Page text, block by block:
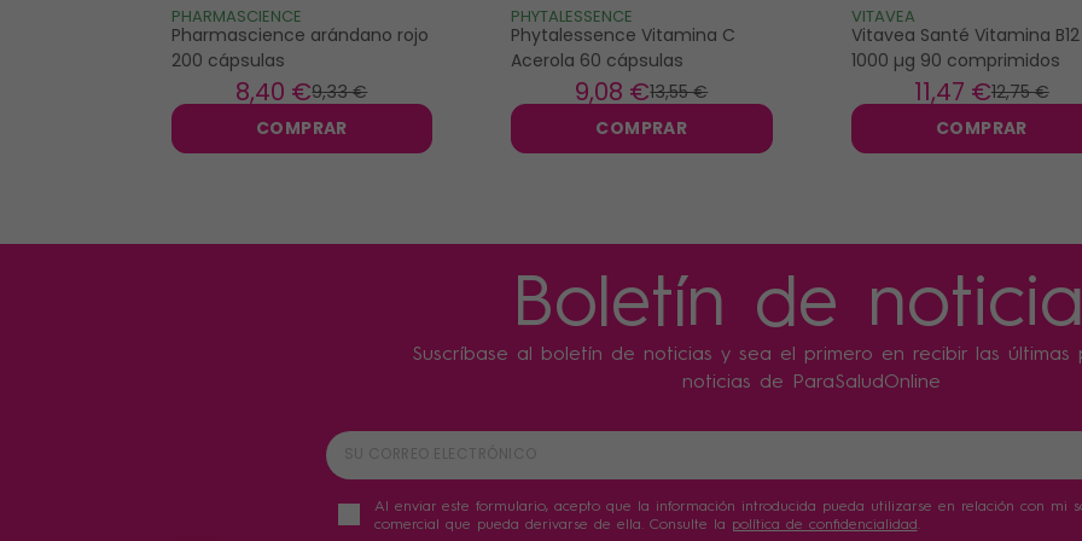
PHARMASCIENCE
Pharmascience arándano rojo
200 cápsulas
9,33 €
8,40 €
COMPRAR
PHYTALESSENCE
Phytalessence Vitamina C
Acerola 60 cápsulas
13,55 €
9,08 €
COMPRAR
VITAVEA
Vitavea Santé Vitamina B12
1000 µg 90 comprimidos
12,75 €
11,47 €
COMPRAR
Boletín de
Suscríbase al boletín de noticias y sea el primero en recibir las últimas
noticias de ParaSaludOnline
Al enviar este formulario, acepto que la información introducida pueda utilizarse en relación con mi
comercial que pueda derivarse de ella. Consulte la política de confidencialidad .